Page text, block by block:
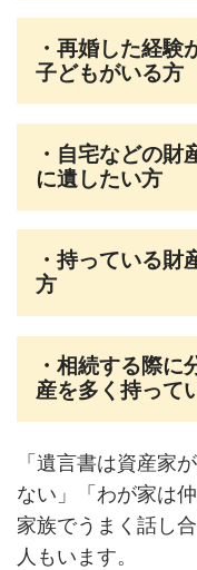
・再婚した経験
子どもがいる方
・自宅などの財
に遺したい方
・持っている財
方
・相続する際に
産を多く持って
「遺言書は資産家
ない」「わが家は
家族でうまく話し
人もいます。